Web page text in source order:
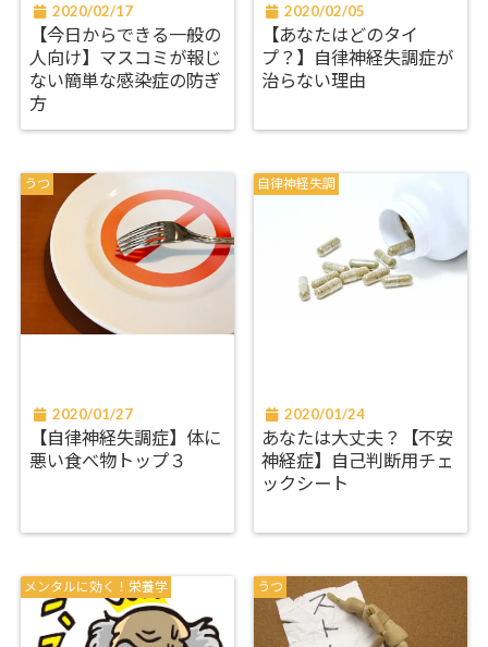
2020/02/17
【今日からできる一般の
人向け】マスコミが報じ
ない簡単な感染症の防ぎ
方
2020/02/05
【あなたはどのタイ
プ？】自律神経失調症が
治らない理由
うつ
2020/01/27
【自律神経失調症】体に
悪い食べ物トップ３
自律神経失調
2020/01/24
あなたは大丈夫？【不安
神経症】自己判断用チェ
ックシート
メンタルに効く！栄養学 うつ